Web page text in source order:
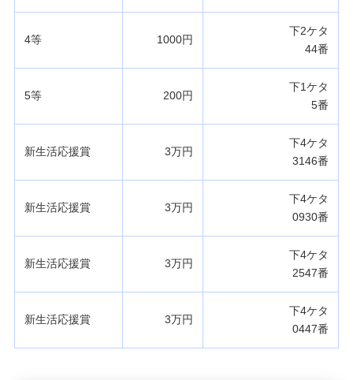
4等 1000円
下2ケタ
44番
5等 200円
下1ケタ
5番
新生活応援賞 3万円
下4ケタ
3146番
新生活応援賞 3万円
下4ケタ
0930番
新生活応援賞 3万円
下4ケタ
2547番
新生活応援賞 3万円
下4ケタ
0447番